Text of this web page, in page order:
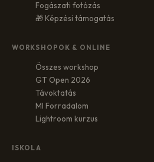
Fogászati fotózás
🎁 Képzési támogatás
WORKSHOPOK & ONLINE
Összes workshop
GT Open 2026
Távoktatás
MI Forradalom
Lightroom kurzus
ISKOLA